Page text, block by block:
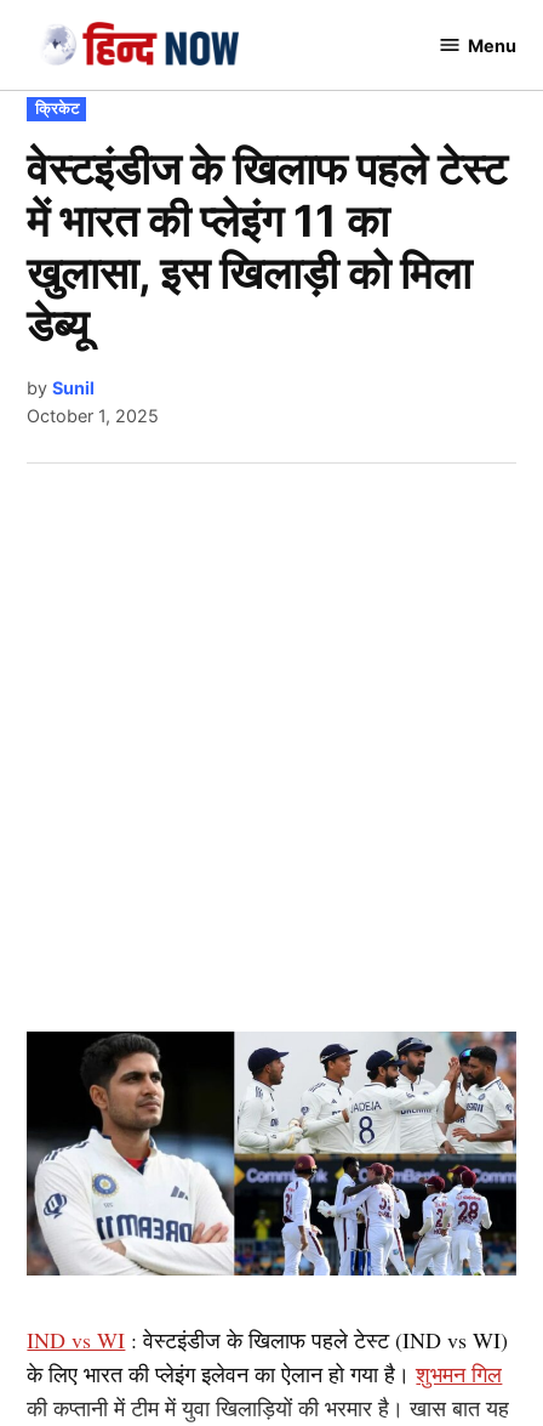
content
Menu
POSTED
IN
क्रिकेट
वेस्टइंडीज के खिलाफ पहले टेस्ट
में भारत की प्लेइंग 11 का
खुलासा, इस खिलाड़ी को मिला
डेब्यू
by Sunil
October 1, 2025
IND vs WI : वेस्टइंडीज के खिलाफ पहले टेस्ट (IND vs WI)
के लिए भारत की प्लेइंग इलेवन का ऐलान हो गया है।शुभमन गिल
की कप्तानी में टीम में युवा खिलाड़ियों की भरमार है। खास बात यह